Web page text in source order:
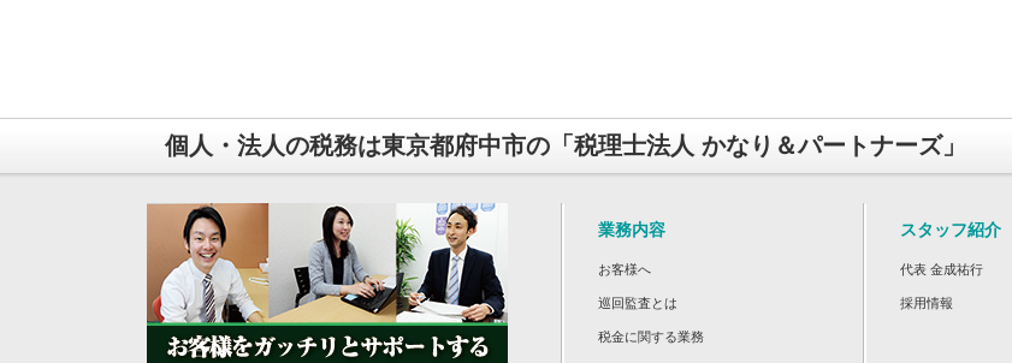
個人・法人の税務は東京都府中市の「税理士法人 かなり＆パートナーズ」
業務内容
お客様へ
巡回監査とは
税金に関する業務
スタッフ紹介
代表 金成祐行
採用情報